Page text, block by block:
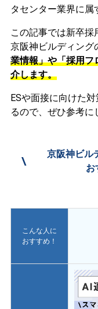
タセンター業界に属
この記事では新卒採
京阪神ビルディング
業情報」や「採用フ
介します。
ESや面接に向けた
るので、ぜひ参考に
\
京阪神ビル
お
こんな人に
おすすめ！